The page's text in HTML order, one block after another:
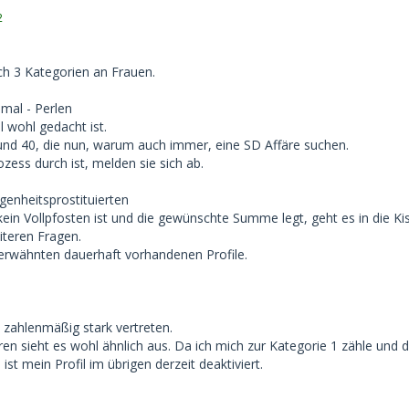
3 Kategorien an Frauen.
- Perlen
wohl gedacht ist.
40, die nun, warum auch immer, eine SD Affäre suchen.
durch ist, melden sie sich ab.
Vollpfosten ist und die gewünschte Summe legt, geht es in die
Fragen.
dauerhaft vorhandenen Profile.
stark vertreten.
sieht es wohl ähnlich aus. Da ich mich zur Kategorie 1 zähle und
mein Profil im übrigen derzeit deaktiviert.